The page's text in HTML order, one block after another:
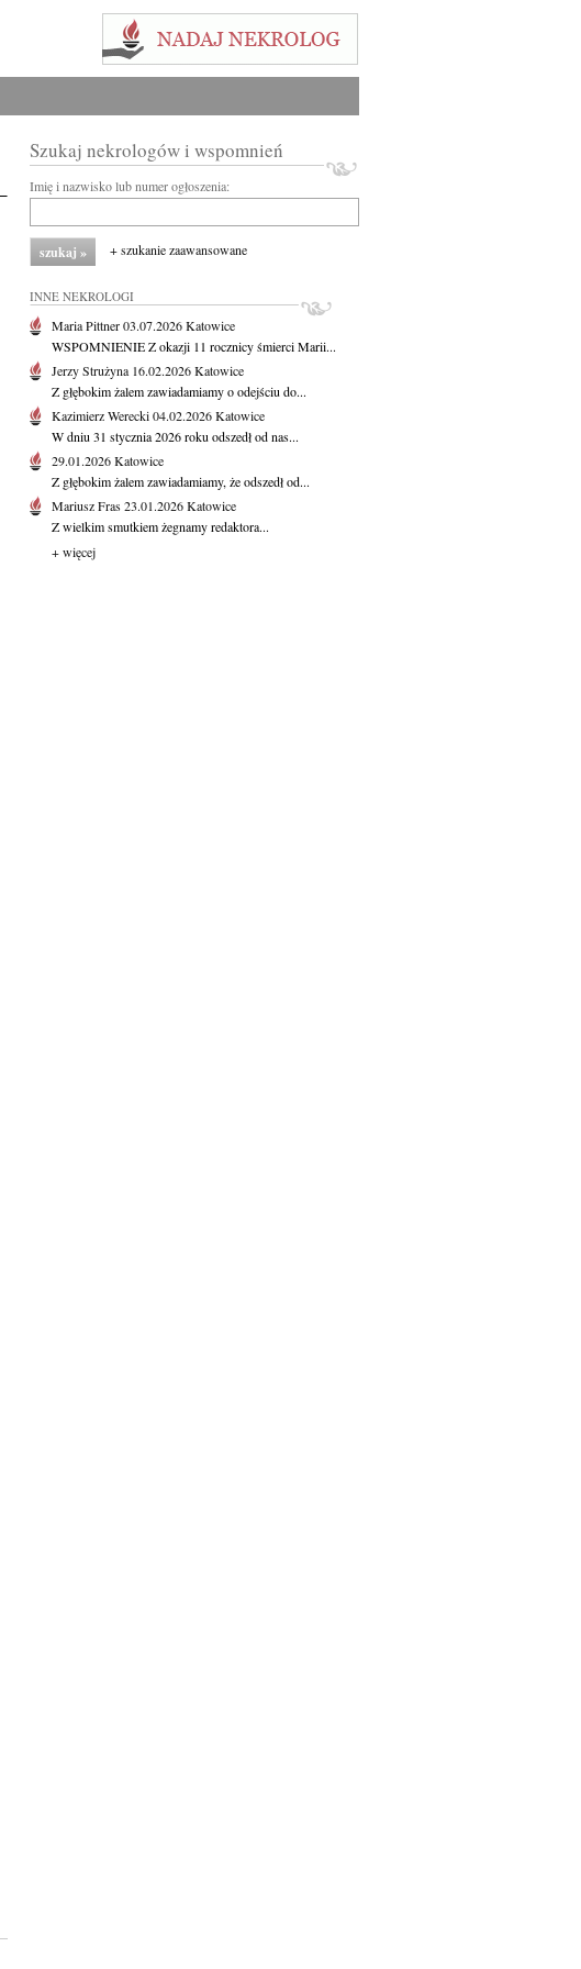
Szukaj nekrologów i wspomnień
Imię i nazwisko lub numer ogłoszenia:
+ szukanie zaawansowane
INNE NEKROLOGI
Maria Pittner03.07.2026Katowice
WSPOMNIENIE Z okazji 11 rocznicy śmierci Marii...
Jerzy Strużyna 16.02.2026Katowice
Z głębokim żalem zawiadamiamy o odejściu do...
Kazimierz Werecki04.02.2026Katowice
W dniu 31 stycznia 2026 roku odszedł od nas...
29.01.2026Katowice
Z głębokim żalem zawiadamiamy, że odszedł od...
Mariusz Fras23.01.2026Katowice
Z wielkim smutkiem żegnamy redaktora...
+ więcej